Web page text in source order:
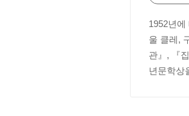
1952년
울 클레,
관』, 『
년문학상